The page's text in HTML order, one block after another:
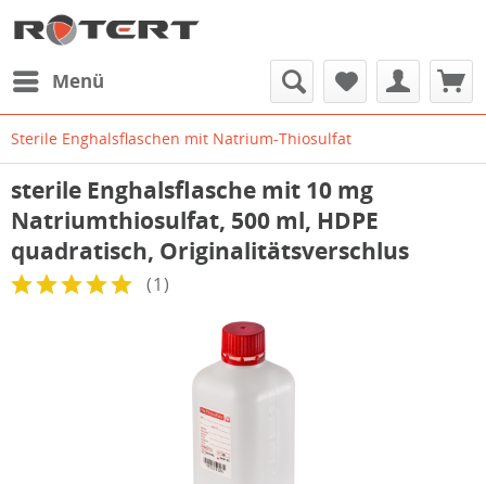
Menü
Sterile Enghalsflaschen mit Natrium-Thiosulfat
sterile Enghalsflasche mit 10 mg
Natriumthiosulfat, 500 ml, HDPE
quadratisch, Originalitätsverschlus
(1)